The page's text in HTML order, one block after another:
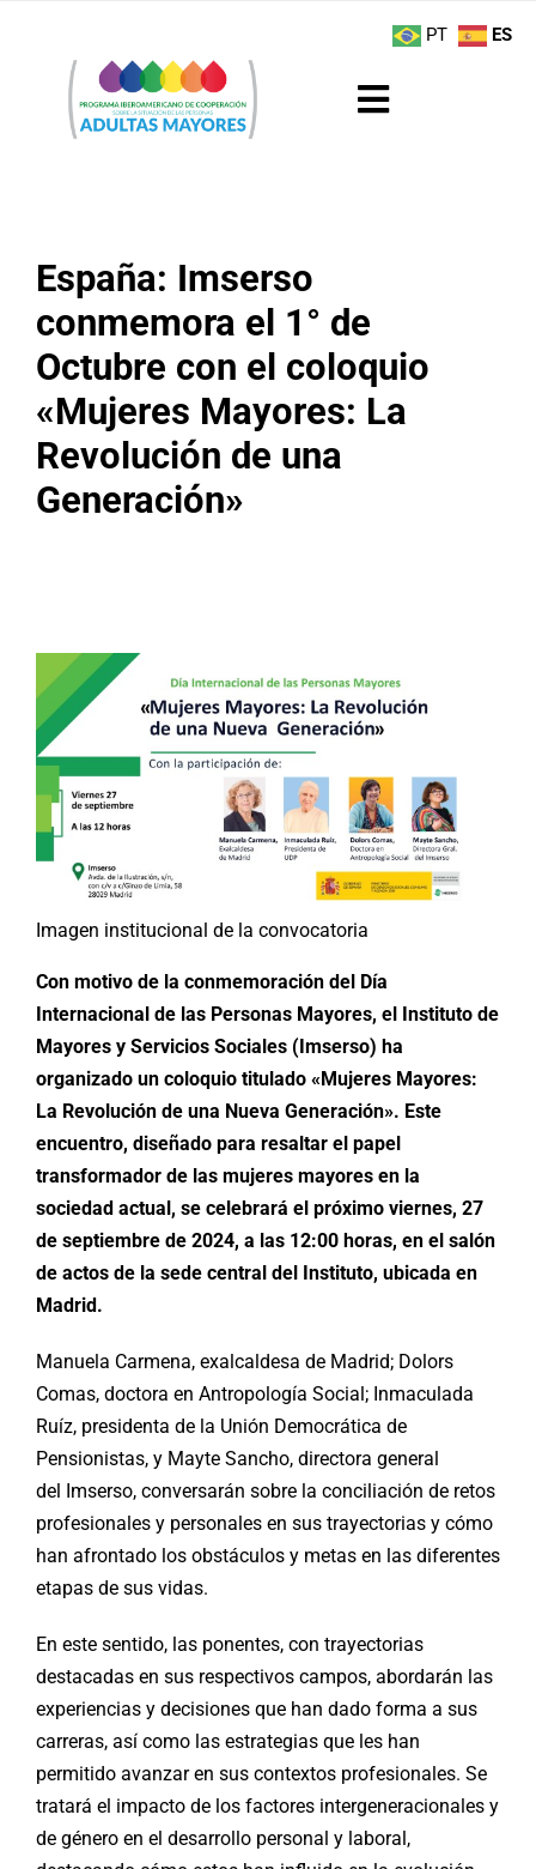
contenido
Toggle
Actividades
Boletín
Buenas Prácticas
España: Imserso
conmemora el 1° de
Octubre con el coloquio
«Mujeres Mayores: La
Revolución de una
Generación»
Imagen institucional de la convocatoria
Con motivo de la conmemoración del Día
Internacional de las Personas Mayores, el Instituto de
Mayores y Servicios Sociales (Imserso) ha
organizado un coloquio titulado «Mujeres Mayores:
La Revolución de una Nueva Generación». Este
encuentro, diseñado para resaltar el papel
transformador de las mujeres mayores en la
sociedad actual, se celebrará el próximo viernes, 27
de septiembre de 2024, a las 12:00 horas, en el salón
de actos de la sede central del Instituto, ubicada en
Madrid.
Manuela Carmena, exalcaldesa de Madrid; Dolors
Comas, doctora en Antropología Social; Inmaculada
Ruíz, presidenta de la Unión Democrática de
Pensionistas, y Mayte Sancho, directora general
del Imserso, conversarán sobre la conciliación de retos
profesionales y personales en sus trayectorias y cómo
han afrontado los obstáculos y metas en las diferentes
etapas de sus vidas.
En este sentido, las ponentes, con trayectorias
destacadas en sus respectivos campos, abordarán las
experiencias y decisiones que han dado forma a sus
carreras, así como las estrategias que les han
permitido avanzar en sus contextos profesionales. Se
tratará el impacto de los factores intergeneracionales y
de género en el desarrollo personal y laboral,
PT ES